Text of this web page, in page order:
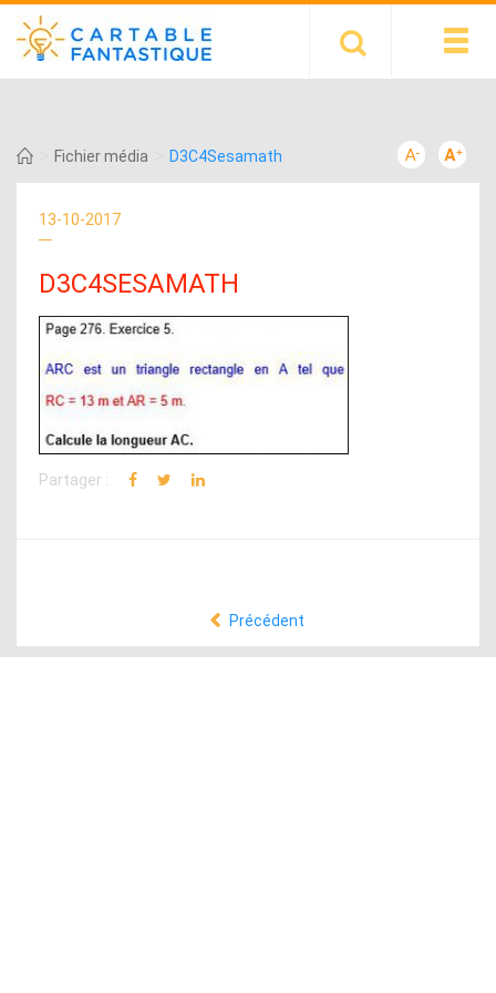
Fichier média D3C4Sesamath
13-10-2017
D3C4SESAMATH
Partager :
Précédent